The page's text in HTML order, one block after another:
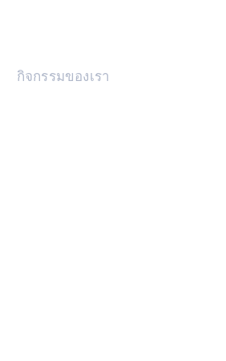
กิจกรรมของเรา